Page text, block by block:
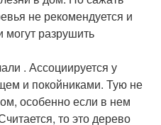
не рекомендуется и
могут разрушить
. Ассоциируется у
и покойниками. Тую не
особенно если в нем
то это дерево